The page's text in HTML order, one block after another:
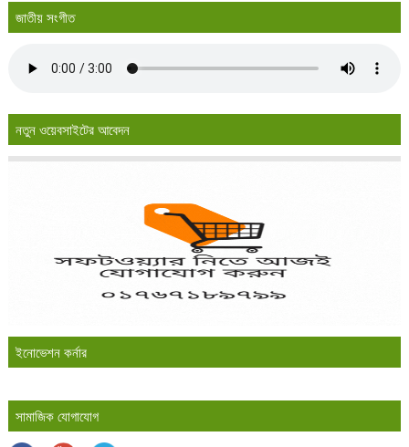
জাতীয় সংগীত
নতুন ওয়েবসাইটের আবেদন
ইনোভেশন কর্নার
সামাজিক যোগাযোগ